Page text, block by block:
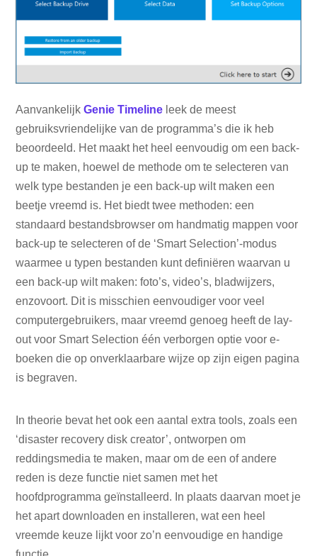
AanvankelijkGenie Timeline leek de meest
gebruiksvriendelijke van de programma’s die ik heb
beoordeeld. Het maakt het heel eenvoudig om een ​​back-
up te maken, hoewel de methode om te selecteren van
welk type bestanden je een back-up wilt maken een
beetje vreemd is. Het biedt twee methoden: een
standaard bestandsbrowser om handmatig mappen voor
back-up te selecteren of de ‘Smart Selection’-modus
waarmee u typen bestanden kunt definiëren waarvan u
een back-up wilt maken: foto’s, video’s, bladwijzers,
enzovoort. Dit is misschien eenvoudiger voor veel
computergebruikers, maar vreemd genoeg heeft de lay-
out voor Smart Selection één verborgen optie voor e-
boeken die op onverklaarbare wijze op zijn eigen pagina
is begraven.
In theorie bevat het ook een aantal extra tools, zoals een
‘disaster recovery disk creator’, ontworpen om
reddingsmedia te maken, maar om de een of andere
reden is deze functie niet samen met het
hoofdprogramma geïnstalleerd. In plaats daarvan moet je
het apart downloaden en installeren, wat een heel
vreemde keuze lijkt voor zo’n eenvoudige en handige